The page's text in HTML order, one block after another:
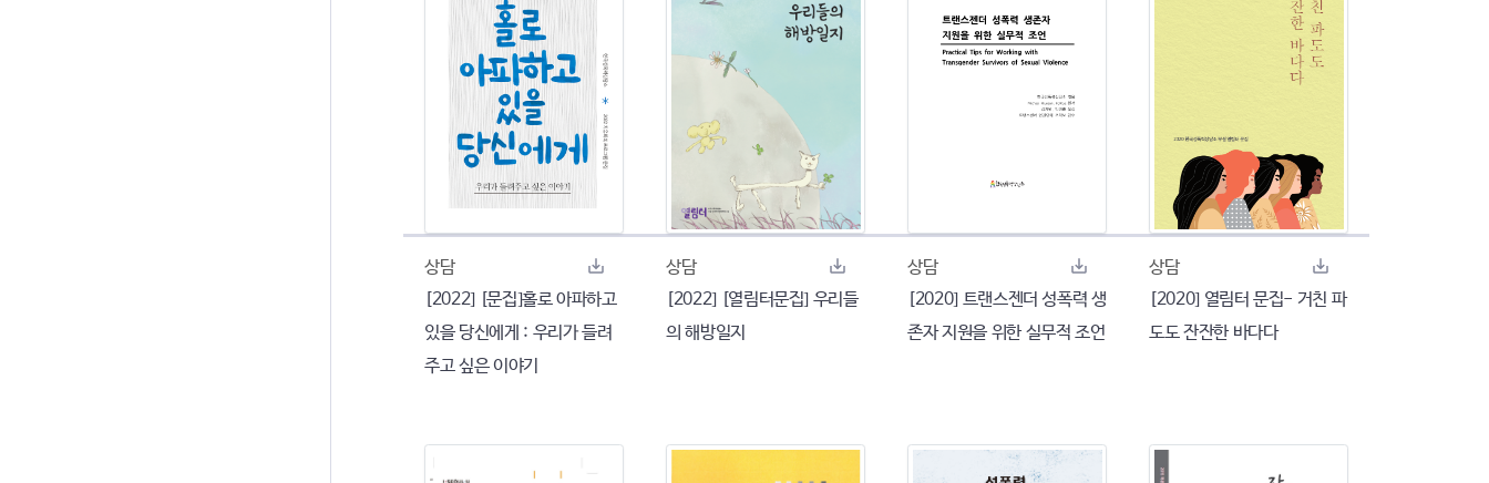
상담
[2022] [문집]홀로 아파하고
있을 당신에게 : 우리가 들려
주고 싶은 이야기
상담
[2022] [열림터문집] 우리들
의 해방일지
상담
[2020] 트랜스젠더 성폭력 생
존자 지원을 위한 실무적 조언
상담
[2020] 열림터 문집- 거친 파
도도 잔잔한 바다다